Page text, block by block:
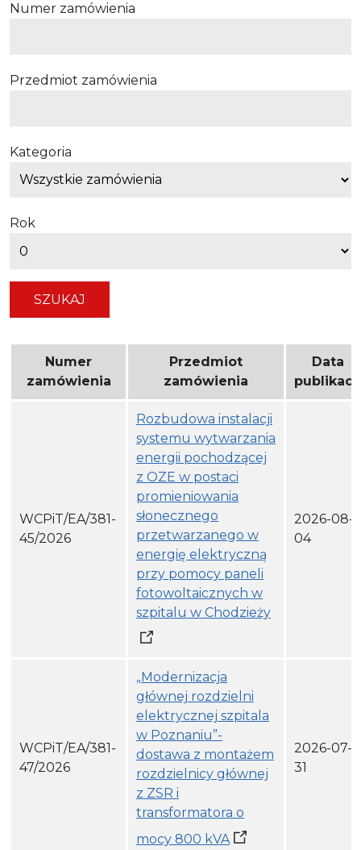
Numer zamówienia
Przedmiot zamówienia
Kategoria
Rok
Numer
zamówienia
Przedmiot
zamówienia
Data
publikacji
WCPiT/EA/381-
45/2026
Rozbudowa instalacji
systemu wytwarzania
energii pochodzącej
z OZE w postaci
promieniowania
słonecznego
przetwarzanego w
energię elektryczną
przy pomocy paneli
fotowoltaicznych w
szpitalu w Chodzieży
2026-08-
04
WCPiT/EA/381-
47/2026
„Modernizacja
głównej rozdzielni
elektrycznej szpitala
w Poznaniu”-
dostawa z montażem
rozdzielnicy głównej
z ZSR i
transformatora o
mocy 800 kVA
2026-07-
31